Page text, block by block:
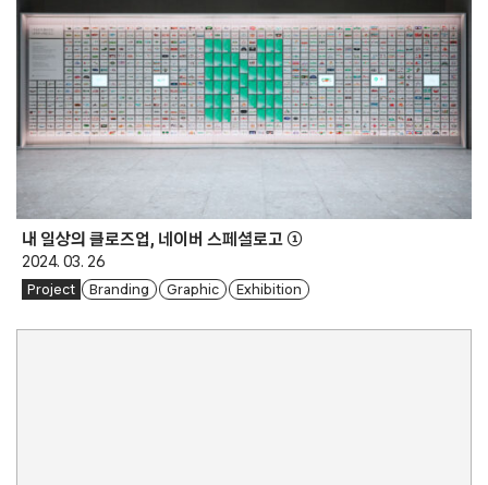
내 일상의 클로즈업, 네이버 스페셜로고 ①
2024. 03. 26
Project Branding Graphic Exhibition